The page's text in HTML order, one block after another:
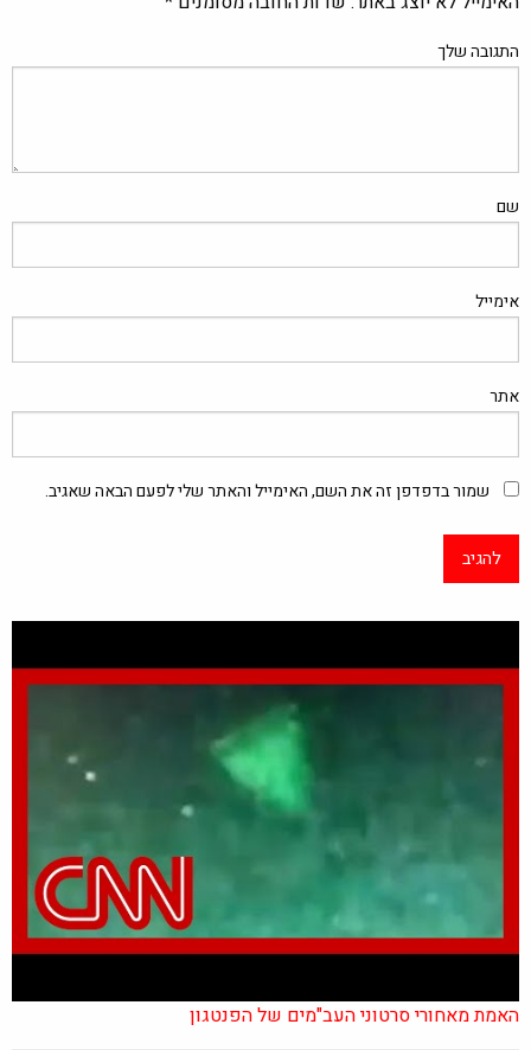
התגובה שלך
שם
אימייל
אתר
שמור בדפדפן זה את השם, האימייל והאתר שלי לפעם הבאה שאגיב.
האמת מאחורי סרטוני העב"מים של הפנטגון